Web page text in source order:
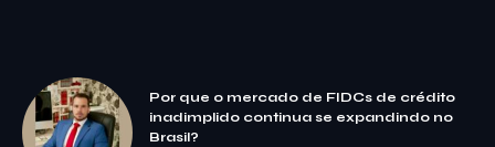
Por que o mercado de FIDCs de crédito
inadimplido continua se expandindo no
Brasil?